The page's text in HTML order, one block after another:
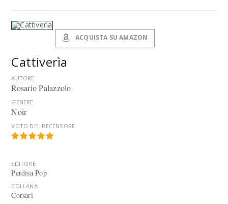
ACQUISTA SU AMAZON
Cattiverìa
AUTORE
Rosario Palazzolo
GENERE
Noir
VOTO DEL RECENSORE
EDITORE
Perdisa Pop
COLLANA
Corsari